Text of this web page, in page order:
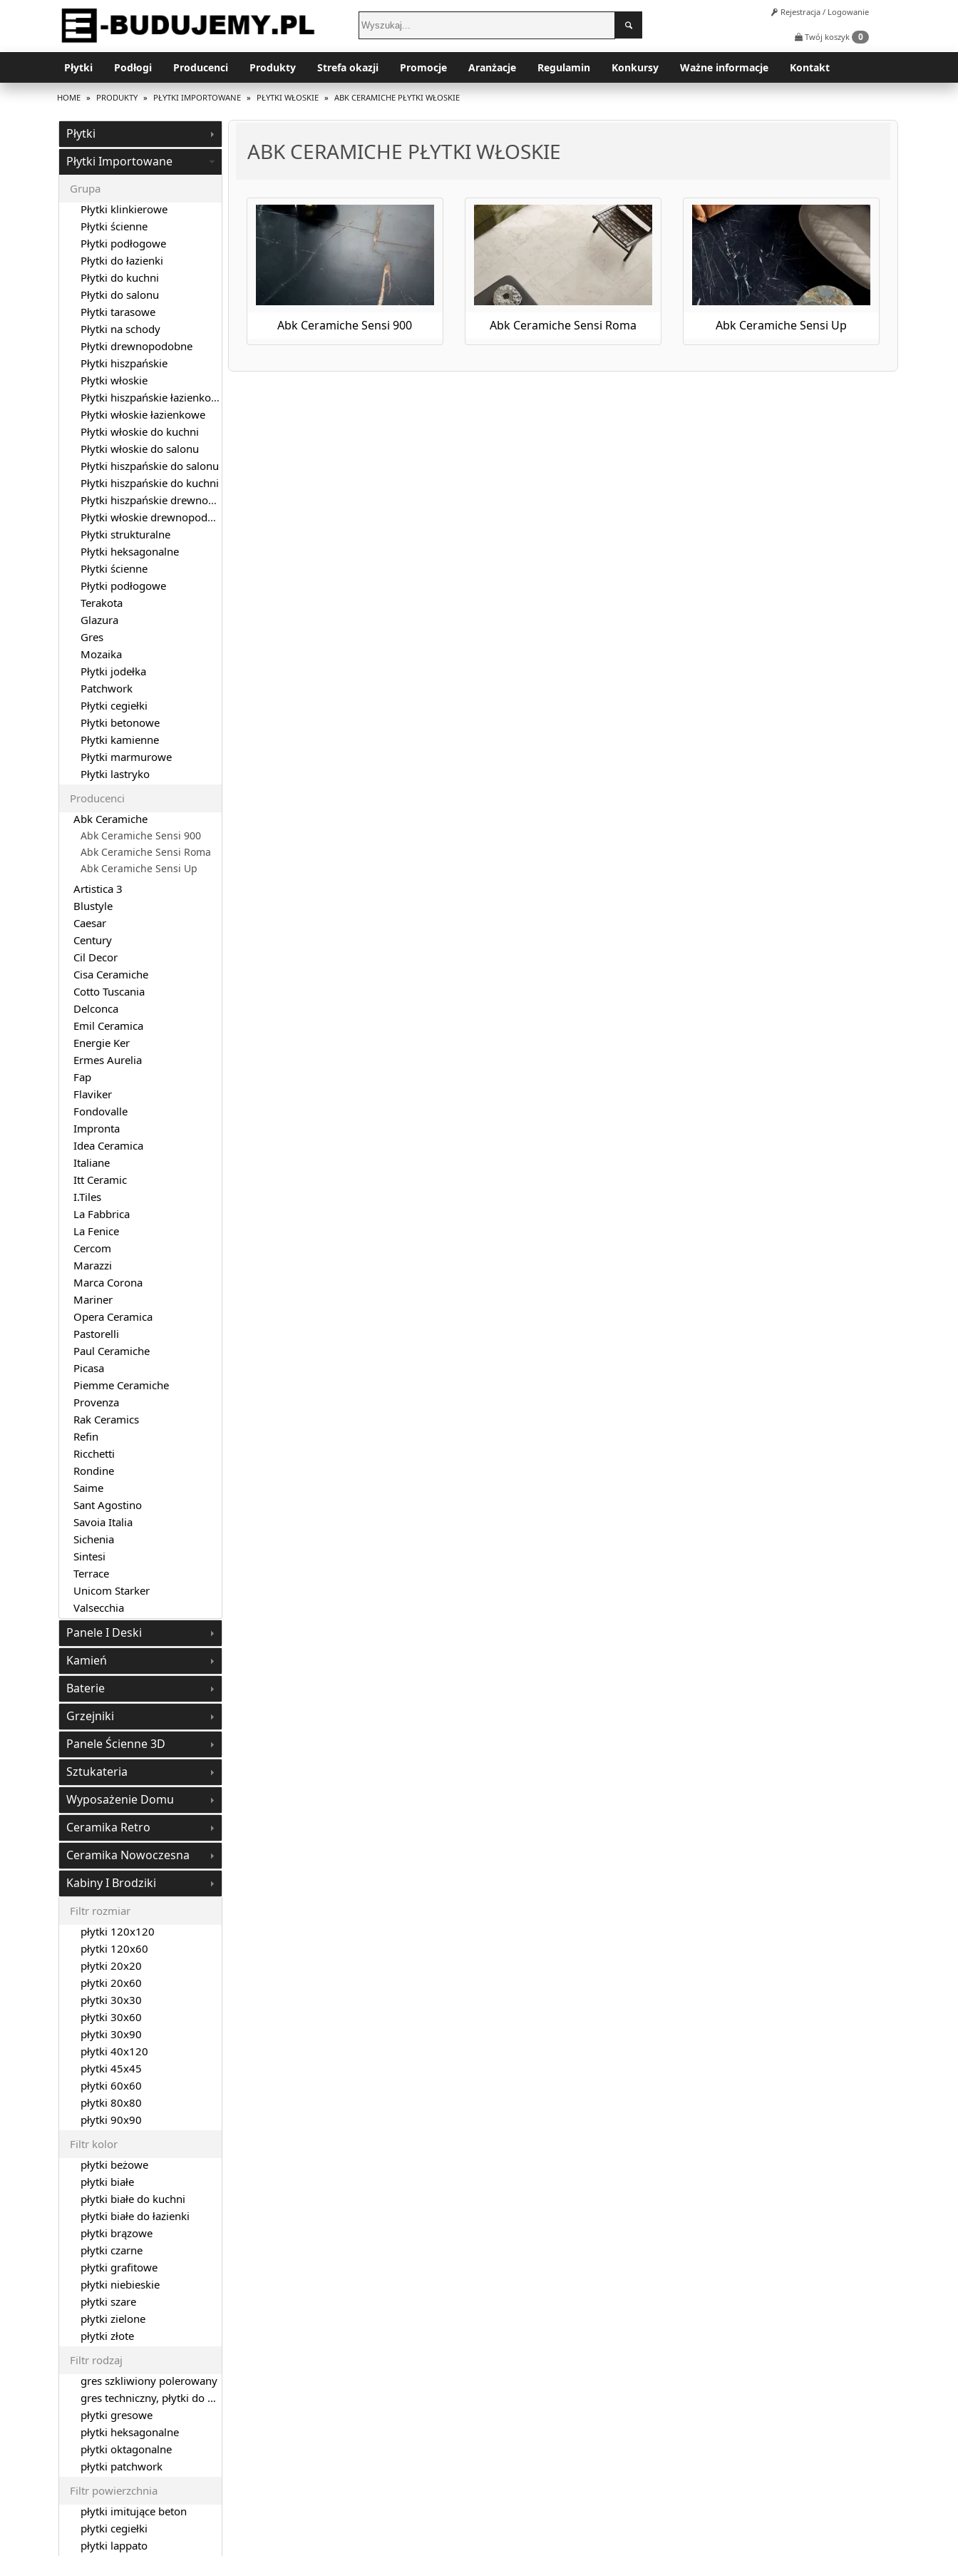
Rejestracja / Logowanie
Twój koszyk 0
Płytki Podłogi Producenci Produkty Strefa okazji Promocje Aranżacje Regulamin Konkursy Ważne informacje Kontakt
HOME » PRODUKTY » PŁYTKI IMPORTOWANE » PŁYTKI WŁOSKIE » ABK CERAMICHE PŁYTKI WŁOSKIE
ABK CERAMICHE PŁYTKI WŁOSKIE
Abk Ceramiche Sensi 900 Abk Ceramiche Sensi Roma Abk Ceramiche Sensi Up
Płytki
Płytki Importowane
Grupa
Płytki klinkierowe
Płytki ścienne
Płytki podłogowe
Płytki do łazienki
Płytki do kuchni
Płytki do salonu
Płytki tarasowe
Płytki na schody
Płytki drewnopodobne
Płytki hiszpańskie
Płytki włoskie
Płytki hiszpańskie łazienkowe
Płytki włoskie łazienkowe
Płytki włoskie do kuchni
Płytki włoskie do salonu
Płytki hiszpańskie do salonu
Płytki hiszpańskie do kuchni
Płytki hiszpańskie drewnopodobne
Płytki włoskie drewnopodobne
Płytki strukturalne
Płytki heksagonalne
Płytki ścienne
Płytki podłogowe
Terakota
Glazura
Gres
Mozaika
Płytki jodełka
Patchwork
Płytki cegiełki
Płytki betonowe
Płytki kamienne
Płytki marmurowe
Płytki lastryko
Producenci
Abk Ceramiche
Abk Ceramiche Sensi 900
Abk Ceramiche Sensi Roma
Abk Ceramiche Sensi Up
Artistica 3
Blustyle
Caesar
Century
Cil Decor
Cisa Ceramiche
Cotto Tuscania
Delconca
Emil Ceramica
Energie Ker
Ermes Aurelia
Fap
Flaviker
Fondovalle
Impronta
Idea Ceramica
Italiane
Itt Ceramic
I.Tiles
La Fabbrica
La Fenice
Cercom
Marazzi
Marca Corona
Mariner
Opera Ceramica
Pastorelli
Paul Ceramiche
Picasa
Piemme Ceramiche
Provenza
Rak Ceramics
Refin
Ricchetti
Rondine
Saime
Sant Agostino
Savoia Italia
Sichenia
Sintesi
Terrace
Unicom Starker
Valsecchia
Panele I Deski
Kamień
Baterie
Grzejniki
Panele Ścienne 3D
Sztukateria
Wyposażenie Domu
Ceramika Retro
Ceramika Nowoczesna
Kabiny I Brodziki
Filtr rozmiar
płytki 120x120
płytki 120x60
płytki 20x20
płytki 20x60
płytki 30x30
płytki 30x60
płytki 30x90
płytki 40x120
płytki 45x45
płytki 60x60
płytki 80x80
płytki 90x90
Filtr kolor
płytki beżowe
płytki białe
płytki białe do kuchni
płytki białe do łazienki
płytki brązowe
płytki czarne
płytki grafitowe
płytki niebieskie
płytki szare
płytki zielone
płytki złote
Filtr rodzaj
gres szkliwiony polerowany
gres techniczny, płytki do garażu
płytki gresowe
płytki heksagonalne
płytki oktagonalne
płytki patchwork
Filtr powierzchnia
płytki imitujące beton
płytki cegiełki
płytki lappato